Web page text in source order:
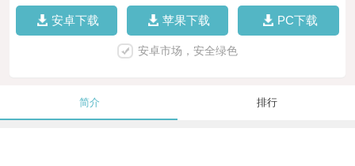
安卓下载 苹果下载 PC下载
安卓市场，安全绿色
简介 排行